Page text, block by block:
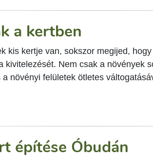
a kertben
kis kertje van, sokszor megijed,
kivitelezését. Nem csak a növények
a növényi felületek ötletes
építése Óbudán